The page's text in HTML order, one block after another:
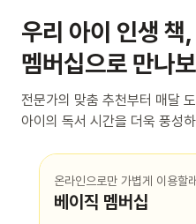
우리 아이 인생 책,
멤버십으로 만나
전문가의 맞춤 추천부터 매달
아이의 독서 시간을 더욱 풍성
온라인으로만 가볍게 이용할
베이직 멤버십